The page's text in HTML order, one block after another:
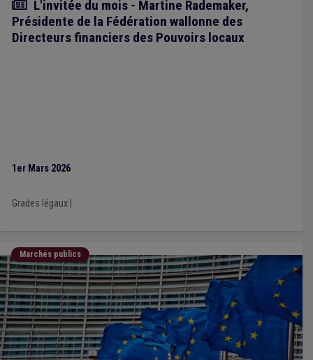
Article
L'invitée du mois - Martine Rademaker,
Présidente de la Fédération wallonne des
Directeurs financiers des Pouvoirs locaux
1er Mars 2026
Grades légaux|
Marchés publics